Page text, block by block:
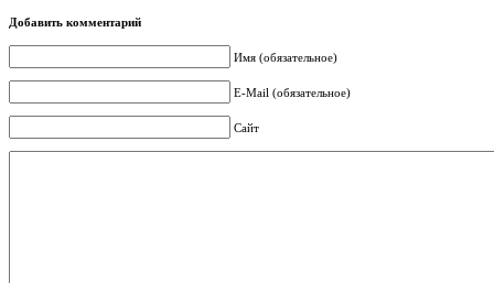
Добавить комментарий
Имя (обязательное)
E-Mail (обязательное)
Сайт